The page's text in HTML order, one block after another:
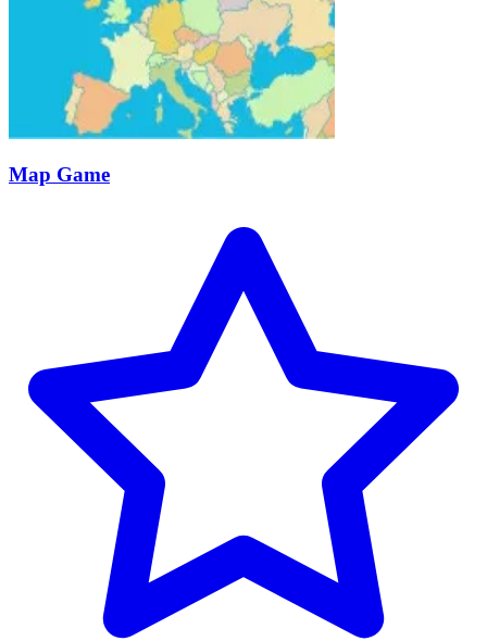
Map Game